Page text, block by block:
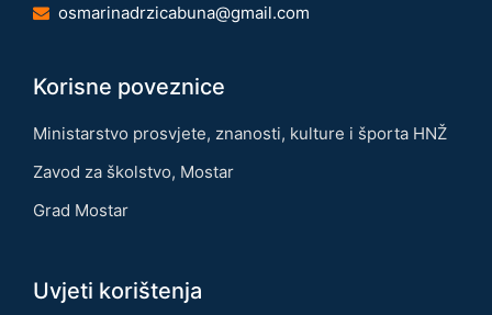
osmarinadrzicabuna@gmail.com
Korisne poveznice
Ministarstvo prosvjete, znanosti, kulture i športa HNŽ
Zavod za školstvo, Mostar
Grad Mostar
Uvjeti korištenja